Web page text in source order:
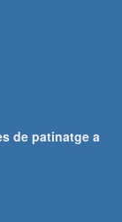
de patinatge a